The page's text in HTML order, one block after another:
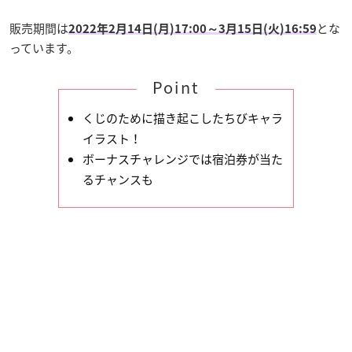
販売期間は2022年2月14日(月)17:00～3月15日(火)16:59 とな
っています。
Point
くじのために描き起こしたちびキャラ
イラスト！
ボーナスチャレンジでは宿泊券が当た
るチャンスも